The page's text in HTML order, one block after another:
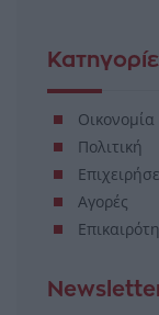
Οικονομία
Πολιτική
Αγορές